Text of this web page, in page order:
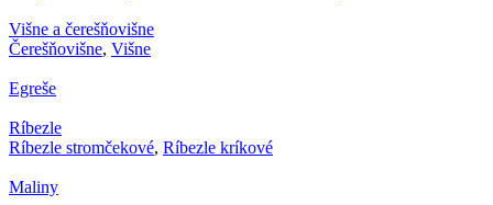
Višne a čerešňovišne
Čerešňovišne, Višne
Egreše
Ríbezle
Ríbezle stromčekové, Ríbezle kríkové
Maliny